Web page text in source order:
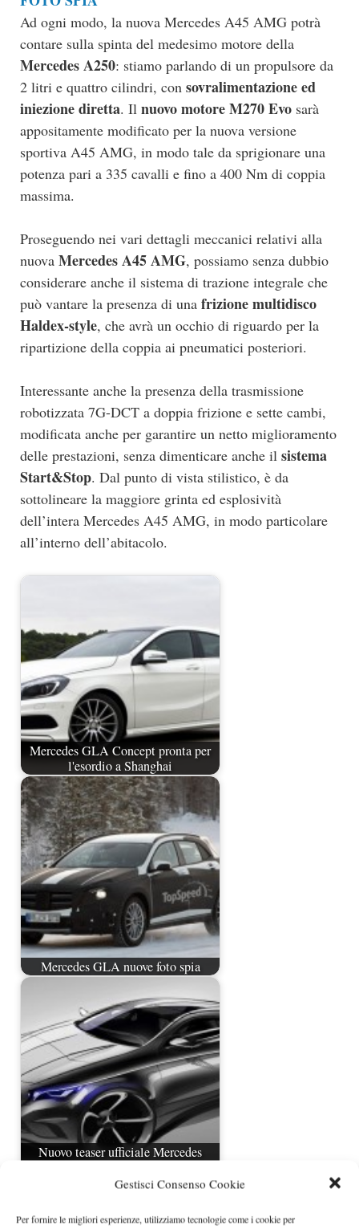
Gestisci Consenso Cookie
Per fornire le migliori esperienze, utilizziamo tecnologie come i cookie per
Ad ogni modo, la nuova Mercedes A45 AMG potrà
contare sulla spinta del medesimo motore della
Mercedes A250: stiamo parlando di un propulsore da
2 litri e quattro cilindri, con sovralimentazione ed
iniezione diretta. Il nuovo motore M270 Evo sarà
appositamente modificato per la nuova versione
sportiva A45 AMG, in modo tale da sprigionare una
potenza pari a 335 cavalli e fino a 400 Nm di coppia
massima.
Proseguendo nei vari dettagli meccanici relativi alla
nuova Mercedes A45 AMG, possiamo senza dubbio
considerare anche il sistema di trazione integrale che
può vantare la presenza di una frizione multidisco
Haldex-style, che avrà un occhio di riguardo per la
ripartizione della coppia ai pneumatici posteriori.
Interessante anche la presenza della trasmissione
robotizzata 7G-DCT a doppia frizione e sette cambi,
modificata anche per garantire un netto miglioramento
delle prestazioni, senza dimenticare anche il sistema
Start&Stop. Dal punto di vista stilistico, è da
sottolineare la maggiore grinta ed esplosività
dell’intera Mercedes A45 AMG, in modo particolare
all’interno dell’abitacolo.
Mercedes GLA Concept pronta per
l'esordio a Shanghai
Mercedes GLA nuove foto spia
Nuovo teaser ufficiale Mercedes